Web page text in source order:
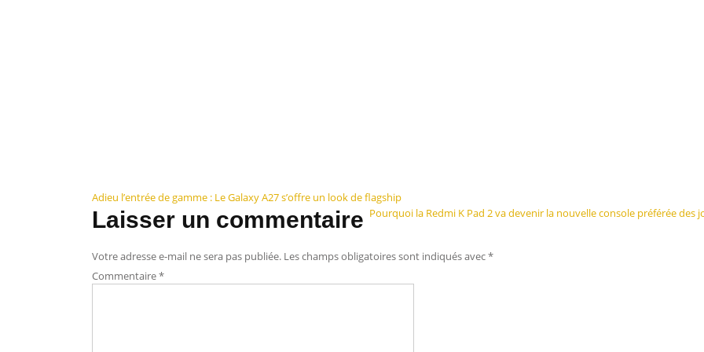
Navigation
de
l’article
Adieu l’entrée de gamme : Le Galaxy A27 s’offre un look de flagship
Pourquoi la Redmi K Pad 2 va devenir la nouvelle console préférée des
Laisser un commentaire
Votre adresse e-mail ne sera pas publiée. Les champs obligatoires sont indiqués avec*
Commentaire*